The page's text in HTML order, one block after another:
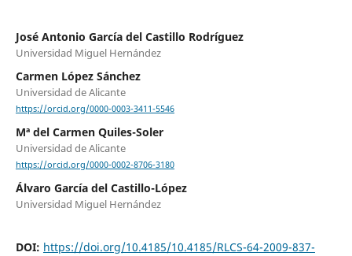
José Antonio García del Castillo Rodríguez
Universidad Miguel Hernández
Carmen López Sánchez
Universidad de Alicante
https://orcid.org/0000-0003-3411-5546
Mª del Carmen Quiles-Soler
Universidad de Alicante
https://orcid.org/0000-0002-8706-3180
Álvaro García del Castillo-López
Universidad Miguel Hernández
DOI: https://doi.org/10.4185/10.4185/RLCS-64-2009-837-